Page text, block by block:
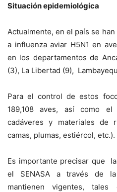
Situación epidemiológica
Actualmente, en el país se
a influenza aviar H5N1 en
en los departamentos de
(3), La Libertad (9),
Para el control de estos
189,108 aves, así como
cadáveres y materiales de
camas, plumas, estiércol, etc.).
Es importante precisar que
el SENASA a través de
mantienen vigentes,